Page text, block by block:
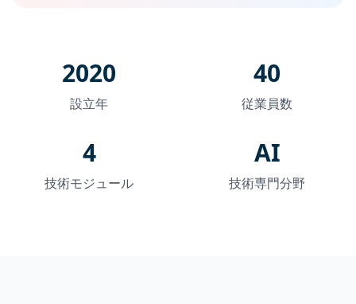
2020
設立年
40
従業員数
4
技術モジュール
AI
技術専門分野